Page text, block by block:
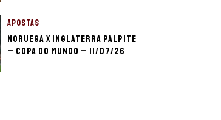
APOSTAS
Noruega x Inglaterra palpite
– Copa do Mundo – 11/07/26